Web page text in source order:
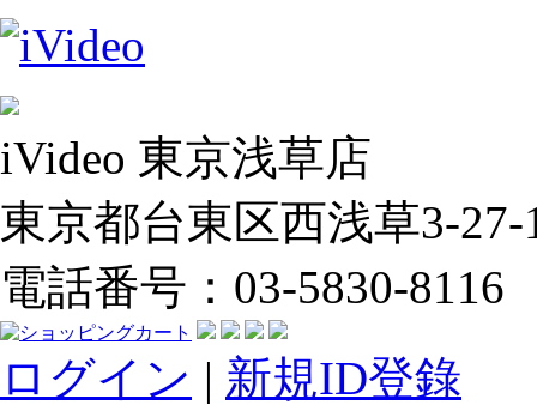
iVideo 東京浅草店
東京都台東区西浅草3-27-
電話番号：03-5830-8116
ログイン | 新規ID登錄